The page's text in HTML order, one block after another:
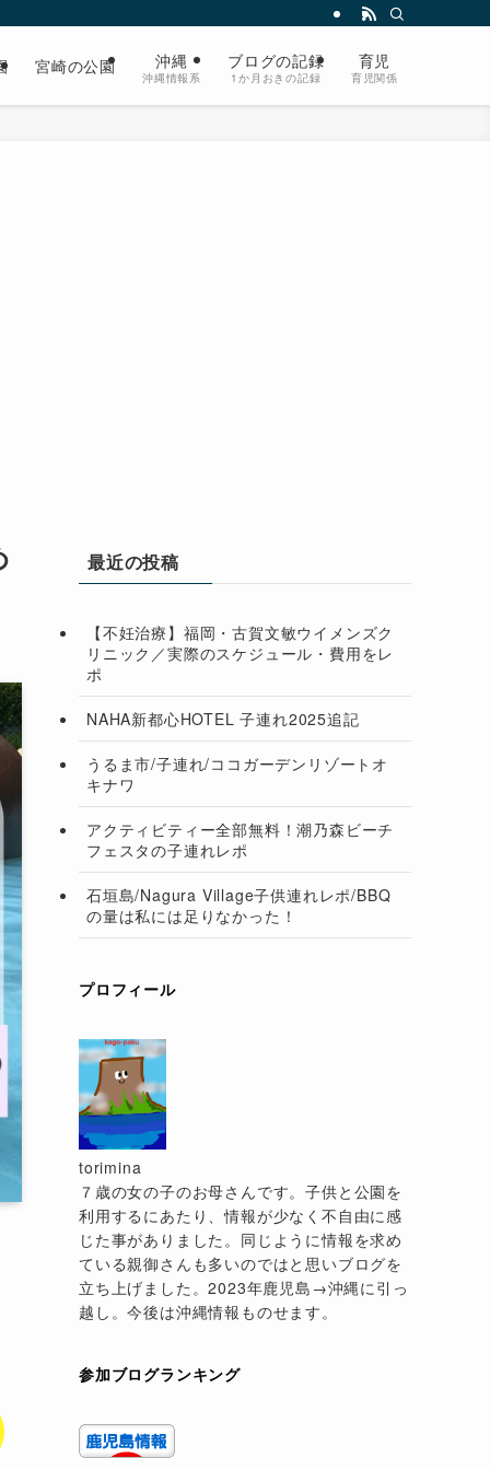
宮崎の公園 沖縄
沖縄情報系
ブログの記録
1か月おきの記録
育児
育児関係
最近の投稿
【不妊治療】福岡・古賀文敏ウイメンズク
リニック／実際のスケジュール・費用をレ
ポ
NAHA新都心HOTEL 子連れ2025追記
うるま市/子連れ/ココガーデンリゾートオ
キナワ
アクティビティー全部無料！潮乃森ビーチ
フェスタの子連れレポ
石垣島/Nagura Village子供連れレポ/BBQ
の量は私には足りなかった！
プロフィール
torimina
７歳の女の子のお母さんです。子供と公園を
利用するにあたり、情報が少なく不自由に感
じた事がありました。同じように情報を求め
ている親御さんも多いのではと思いブログを
立ち上げました。2023年鹿児島→沖縄に引っ
越し。今後は沖縄情報ものせます。
参加ブログランキング